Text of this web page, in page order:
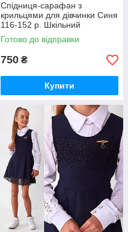
Спідниця-сарафан з
крильцями для дівчинки Синя
116-152 р. Шкільний
сарафанчик для дівчаток
Шкільна форма
Готово до відправки
750 ₴
Купити